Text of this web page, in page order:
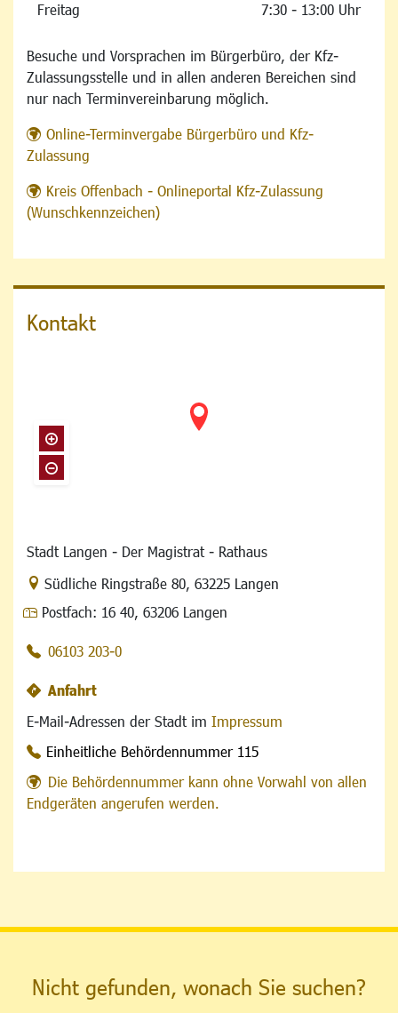
Freitag 7:30 - 13:00 Uhr
Besuche und Vorsprachen im Bürgerbüro, der Kfz-
Zulassungsstelle und in allen anderen Bereichen sind
nur nach Terminvereinbarung möglich.
Online-Terminvergabe Bürgerbüro und Kfz-
Zulassung
Kreis Offenbach - Onlineportal Kfz-Zulassung
(Wunschkennzeichen)
Kontakt
Stadt Langen - Der Magistrat - Rathaus
Link zur Google-Maps Navigation
Südliche Ringstraße 80, 63225 Langen
Postfach: 16 40, 63206 Langen
06103 203-0
Anfahrt
E-Mail-Adressen der Stadt im Impressum
Einheitliche Behördennummer 115
Die Behördennummer kann ohne Vorwahl von allen
Endgeräten angerufen werden.
Nicht gefunden, wonach Sie suchen?